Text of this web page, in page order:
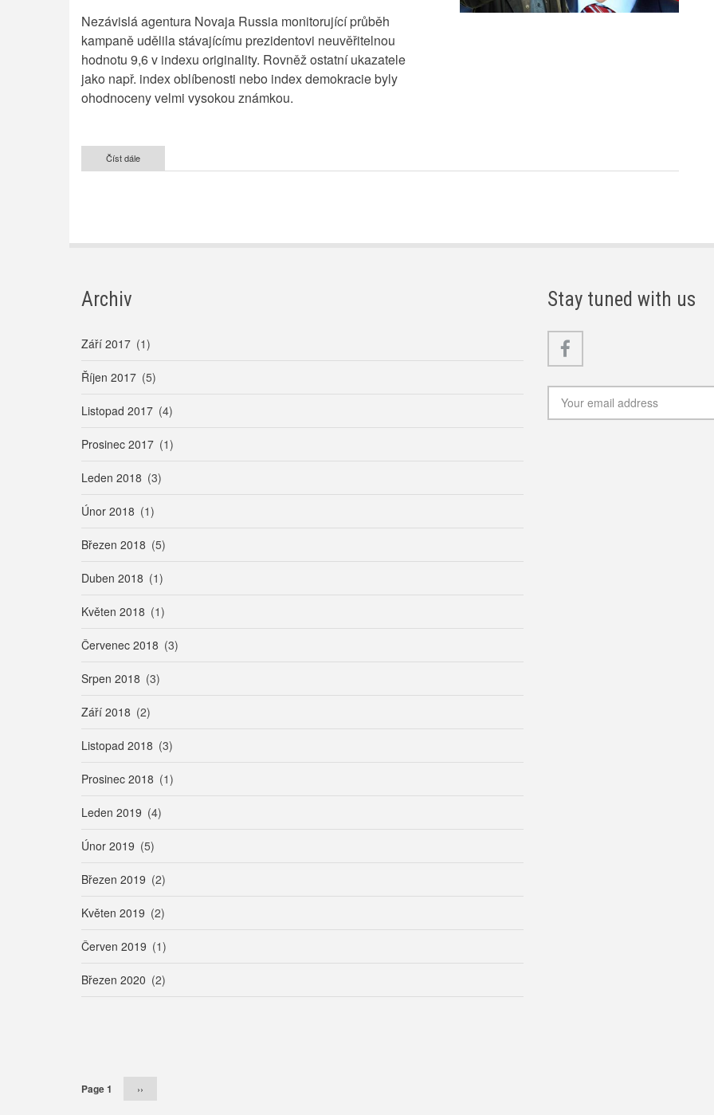
Nezávislá agentura Novaja Russia monitorující průběh
kampaně udělila stávajícímu prezidentovi neuvěřitelnou
hodnotu 9,6 v indexu originality. Rovněž ostatní ukazatele
jako např. index oblíbenosti nebo index demokracie byly
ohodnoceny velmi vysokou známkou.
Číst dále
Prezidentské
Archiv
Září 2017 (1)
Říjen 2017 (5)
Listopad 2017 (4)
Prosinec 2017 (1)
Leden 2018 (3)
Únor 2018 (1)
Březen 2018 (5)
Duben 2018 (1)
Květen 2018 (1)
Červenec 2018 (3)
Srpen 2018 (3)
Září 2018 (2)
Listopad 2018 (3)
Prosinec 2018 (1)
Leden 2019 (4)
Únor 2019 (5)
Březen 2019 (2)
Květen 2019 (2)
Červen 2019 (1)
Březen 2020 (2)
Page 1 Následující
››
Stay tuned with us